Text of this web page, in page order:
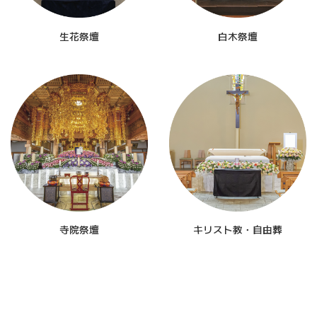
生花祭壇 白木祭壇
寺院祭壇 キリスト教・自由葬